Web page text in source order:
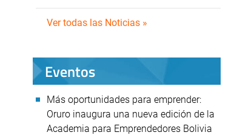
Ver todas las Noticias »
Eventos
Más oportunidades para emprender:
Oruro inaugura una nueva edición de la
Academia para Emprendedores Bolivia